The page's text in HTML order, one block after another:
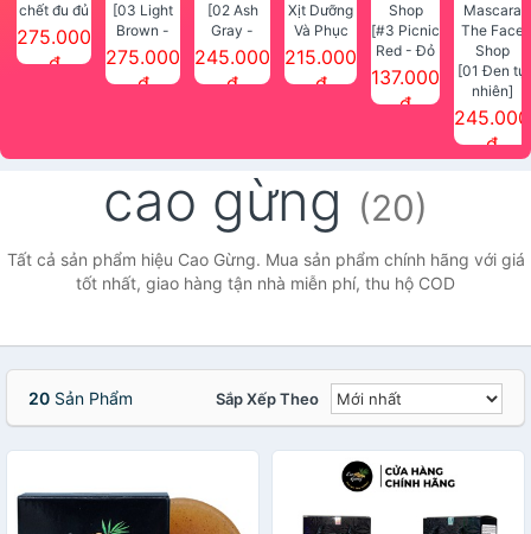
chết đu đủ
SMART
PEELING
275.000
đ
[03 Light
Brown -
Nâu Sáng]
Phấn che
275.000
đ
[02 Ash
Gray -
Khói] Bột
kẻ chân
Face Shop
245.000
đ
Xịt Dưỡng
Và Phục
Hồi Tóc
Essential
215.000
đ
[#3 Picnic
Red - Đỏ
cam] Son
Face
Shop
137.000
đ
[01 Đen tự
nhiên]
Mascara
che phủ
Waterproof
Mascara
245.000
đ
cao gừng (20)
Tất cả sản phẩm hiệu Cao Gừng. Mua sản phẩm chính hãng với giá
tốt nhất, giao hàng tận nhà miễn phí, thu hộ COD
20 Sản Phẩm Sắp Xếp Theo